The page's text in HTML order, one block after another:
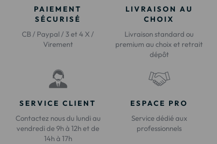
PAIEMENT
SÉCURISÉ
CB / Paypal / 3 et 4 X /
Virement
LIVRAISON AU
CHOIX
Livraison standard ou
premium au choix et retrait
dépôt
SERVICE CLIENT
Contactez nous du lundi au
vendredi de 9h à 12h et de
14h à 17h
ESPACE PRO
Service dédié aux
professionnels